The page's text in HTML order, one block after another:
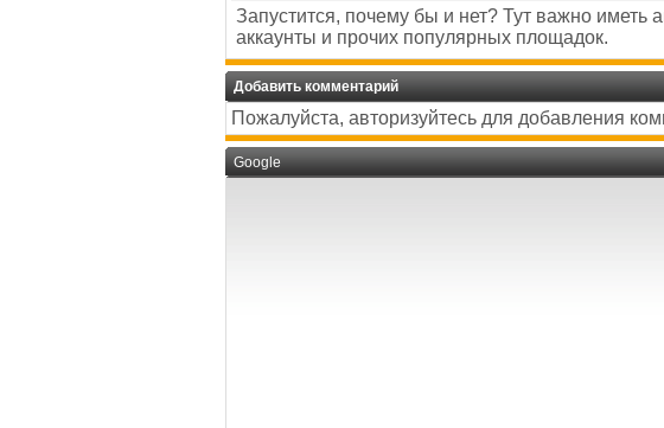
Запустится, почему бы и нет? Тут важно иметь
аккаунты и прочих популярных площадок.
Добавить комментарий
Пожалуйста, авторизуйтесь для добавления
Google